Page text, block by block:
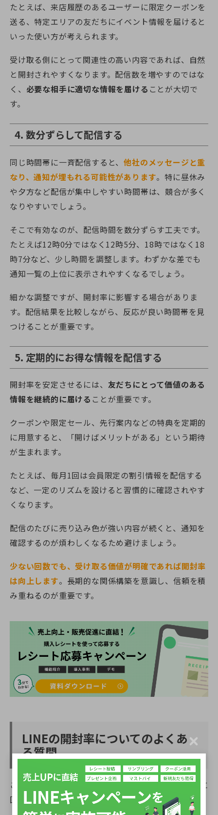
たとえば、来店履歴のあるユーザーに限定クーポンを
送る、特定エリアの友だちにイベント情報を届けると
いった使い方が考えられます。
受け取る側にとって関連性の高い内容であれば、自然
と開封されやすくなります。配信数を増やすのではな
く、 必要な相手に適切な情報を届ける ことが大切で
す。
4. 数分ずらして配信する
同じ時間帯に一斉配信すると、他社のメッセージと重
なり、通知が埋もれる可能性があります。特に昼休み
や夕方など配信が集中しやすい時間帯は、競合が多く
なりやすいでしょう。
そこで有効なのが、配信時間を数分ずらす工夫です。
たとえば12時0分ではなく12時5分、18時ではなく18
時7分など、少し時間を調整します。わずかな差でも
通知一覧の上位に表示されやすくなるでしょう。
細かな調整ですが、開封率に影響する場合がありま
す。配信結果を比較しながら、反応が良い時間帯を見
つけることが重要です。
5. 定期的にお得な情報を配信する
開封率を安定させるには、 友だちにとって価値のある
情報を継続的に届ける ことが重要です。
クーポンや限定セール、先行案内などの特典を定期的
に用意すると、「開けばメリットがある」という期待
が生まれます。
たとえば、毎月1回は会員限定の割引情報を配信する
など、一定のリズムを設けると習慣的に確認されやす
くなります。
配信のたびに売り込み色が強い内容が続くと、通知を
確認するのが煩わしくなるため避けましょう。
少ない回数でも、受け取る価値が明確であれば開封率
は向上します。長期的な関係構築を意識し、信頼を積
み重ねるのが重要です。
LINEの開封率についてのよくあ
る質問
ここからは、LINEの開封率についてのよくある質問に
回答します。
C
l
o
s
e